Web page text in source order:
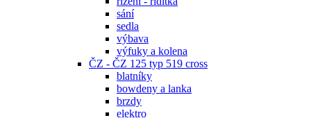
sání
sedla
výbava
výfuky a kolena
ČZ - ČZ 125 typ 519 cross
blatníky
bowdeny a lanka
brzdy
elektro